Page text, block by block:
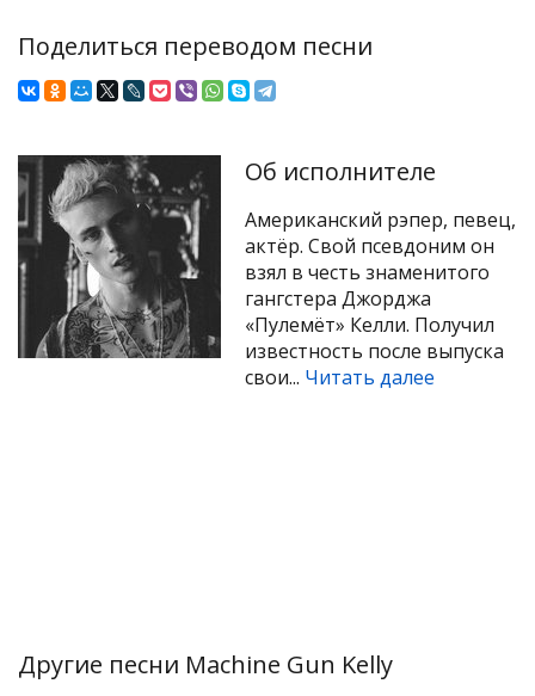
Поделиться переводом песни
Об исполнителе
Американский рэпер, певец,
актёр. Свой псевдоним он
взял в честь знаменитого
гангстера Джорджа
«Пулемёт» Келли. Получил
известность после выпуска
свои... Читать далее
Другие песни Machine Gun Kelly